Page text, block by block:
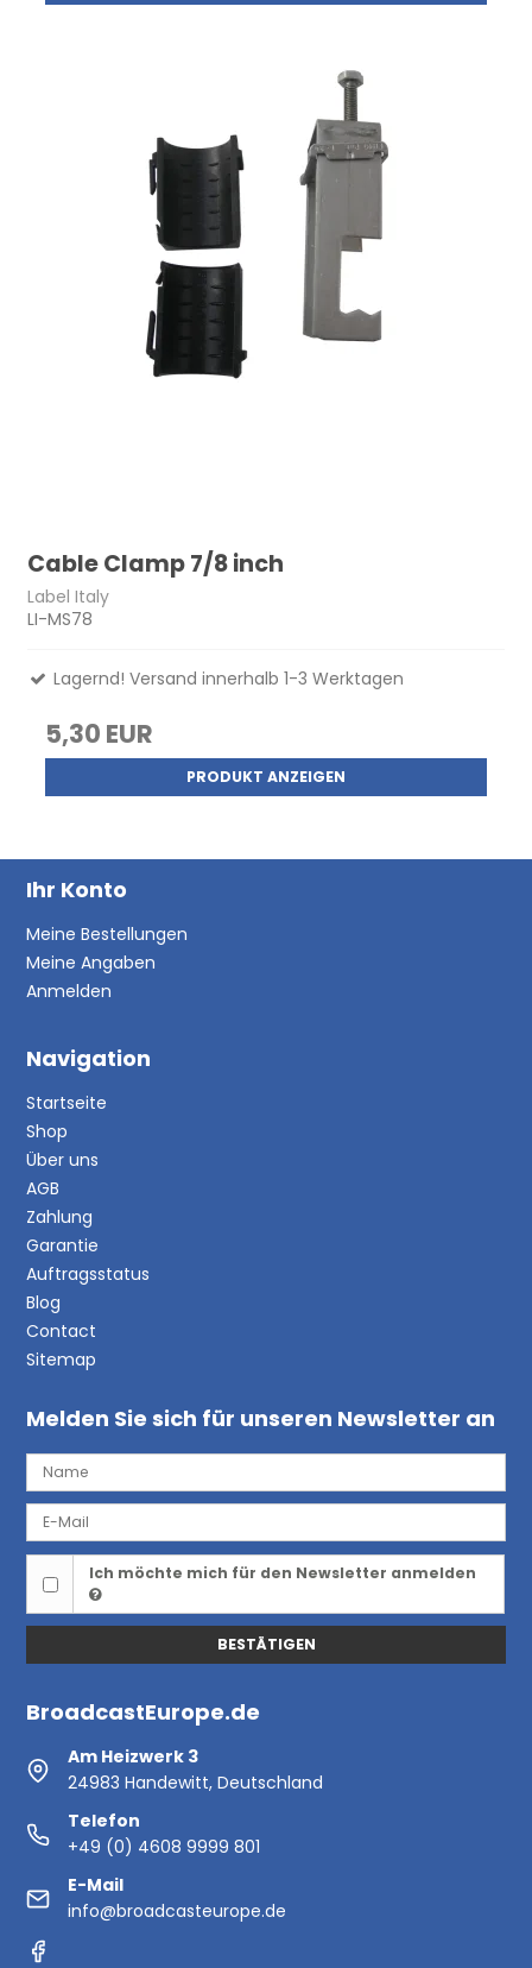
Cable Clamp 7/8 inch
Label Italy
LI-MS78
Lagernd! Versand innerhalb 1-3 Werktagen
5,30 EUR
PRODUKT ANZEIGEN
Ihr Konto
Meine Bestellungen
Meine Angaben
Anmelden
Navigation
Startseite
Shop
Über uns
AGB
Zahlung
Garantie
Auftragsstatus
Blog
Contact
Sitemap
Melden Sie sich für unseren Newsletter an
Ich möchte mich für den Newsletter anmelden
BESTÄTIGEN
BroadcastEurope.de
Am Heizwerk 3
24983 Handewitt, Deutschland
Telefon
+49 (0) 4608 9999 801
E-Mail
info@broadcasteurope.de